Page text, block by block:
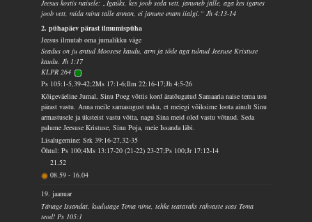
Jeesus kostis naisele: „Igaüks, kes joob seda vett, januneb jälle, aga kes iganes
joob vett, mida mina talle annan, ei janune enam iialgi.“ Jh 4:13-14
2. pühapäev pärast ilmumispüha
Jeesus ilmutab oma jumalikku väge
Seadus on ju antud Moosese kaudu, arm ja tõde aga tulnud Jeesuse Kristuse
kaudu. Jh 1:17
KLPR 264
Ps 105:1-5,39-42;2Ms 17:1-6;Ilm 22:16-17;Jh 4:5-26
Kõigeväeline Jumal, Sinu Poeg võttis kord äratõugatud Samaaria naise tema usu
pärast vastu. Anna meile samasugust usku, et meiegi võiksime loota ainult Sinu
armastusele ja üksteist vastu võtta, nagu Sina meid oled vastu võtnud. Seda
palume Jeesuse Kristuse, Sinu Poja, meie Issanda läbi.
Lisalugemine: Srk 39:16-27,32-35
Õhtul: Ps 100;4Ms 13:17-20 (21-22) 23-27;Ps 100;Jr 17:12-14
21.52
08.59- 16.04
19. jaanuar
Tänage Issandat, kuulutage Tema nime, tehke teatavaks rahvaste seas Tema
teod! Ps 105:1